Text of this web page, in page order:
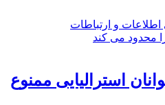
و ارتباطات
استرالیایی ممنوع